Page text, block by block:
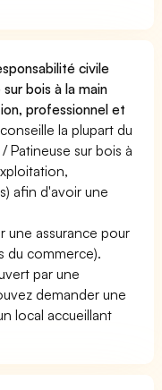
civile
bois à la main
professionnel et
la plupart du
Patineuse sur bois à
afin d'avoir une
une assurance pour
du commerce).
par une
demander une
local accueillant